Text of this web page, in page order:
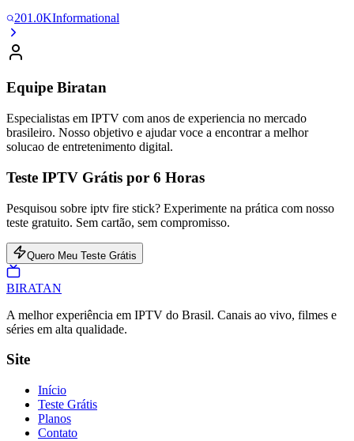
201.0KInformational
Equipe Biratan
Especialistas em IPTV com anos de experiencia no mercado
brasileiro. Nosso objetivo e ajudar voce a encontrar a melhor
solucao de entretenimento digital.
Teste IPTV Grátis por 6 Horas
Pesquisou sobre iptv fire stick? Experimente na prática com nosso
teste gratuito. Sem cartão, sem compromisso.
Quero Meu Teste Grátis
BIRATAN
A melhor experiência em IPTV do Brasil. Canais ao vivo, filmes e
séries em alta qualidade.
Site
Início
Teste Grátis
Planos
Contato